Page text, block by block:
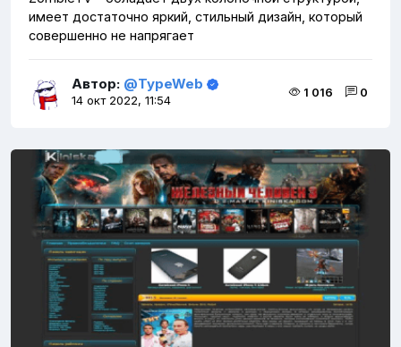
имеет достаточно яркий, стильный дизайн, который
совершенно не напрягает
Автор: @TypeWeb
14 окт 2022, 11:54
1 016 0